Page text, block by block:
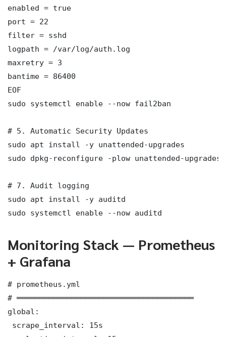
enabled = true
port = 22
filter = sshd
logpath = /var/log/auth.log
maxretry = 3
bantime = 86400
EOF
sudo systemctl enable --now fail2ban
# 5. Automatic Security Updates
sudo apt install -y unattended-upgrades
sudo dpkg-reconfigure -plow unattended-upgrades
# 7. Audit logging
sudo apt install -y auditd
sudo systemctl enable --now auditd
Monitoring Stack — Prometheus
+ Grafana
# prometheus.yml
# ═══════════════════════════════════════
global:
scrape_interval: 15s